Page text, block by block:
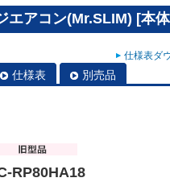
エアコン(Mr.SLIM) [本
仕様表ダ
仕様表 別売品
RP80HA18